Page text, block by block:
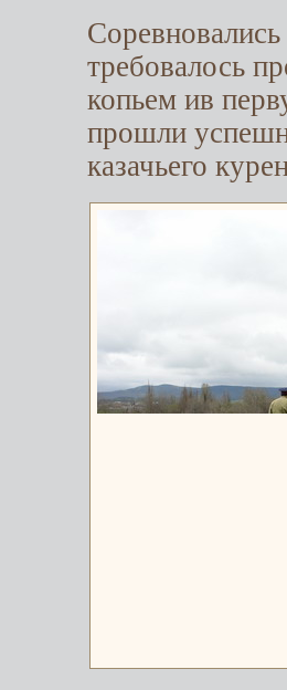
требовалось
копьем ив
прошли
казачьего